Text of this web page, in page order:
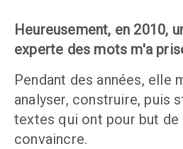
Heureusement, en 2010,
experte des mots m'a
Pendant des années, elle
analyser, construire, puis
textes qui ont pour but de
convaincre.